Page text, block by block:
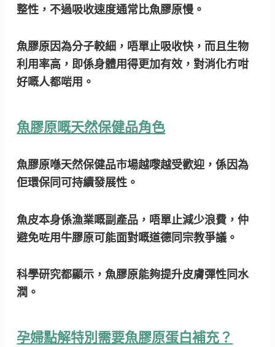
整性，不過吸收速度通常比魚膠原慢。
魚膠原因為分子較細，唔單止吸收快，而且生物
利用率高 ，即係身體用得更加有效，對消化冇咁
好嘅人都啱用。
魚膠原嘅天然保健品角色
魚膠原喺天然保健品市場越嚟越受歡迎，係因為
佢環保同可持續發展性。
魚皮本身係漁業嘅副產品，唔單止減少浪費，仲
避免咗用牛膠原可能面對嘅道德同宗教爭議。
科學研究都顯示，魚膠原能夠提升皮膚彈性同水
潤。
孕婦點解特別需要魚膠原蛋白補充？